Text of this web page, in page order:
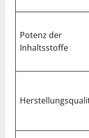
Potenz der
Inhaltsstoffe